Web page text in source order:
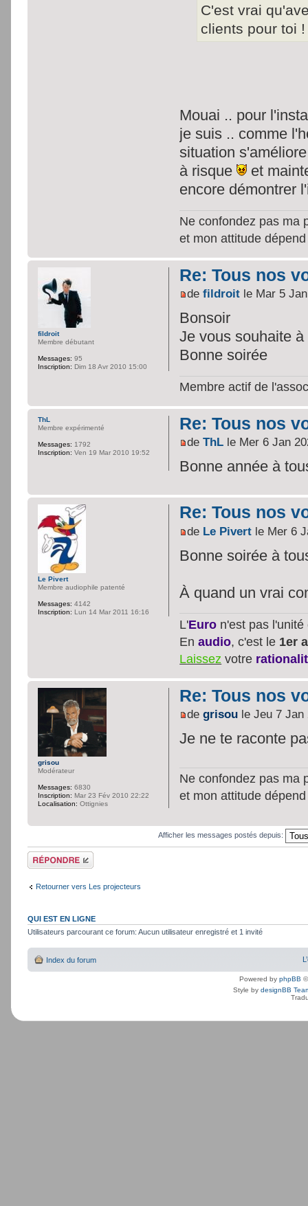
C'est vrai
clients pour toi
Mouai .. pour
je suis .. comme
situation
à risque
et
encore démontrer
Ne confondez pas ma
et mon attitude
Re: Tous nos
defildroit le Mar 5
Bonsoir
Je vous souhaite
Bonne soirée
Membre actif de
fildroit
Membre débutant
Messages: 95
Inscription: Dim 18 Avr 2010 15:00
Re: Tous nos
deThL le Mer 6 Jan
Bonne année à
ThL
Membre expérimenté
Messages: 1792
Inscription: Ven 19 Mar 2010 19:52
Re: Tous nos
de Le Pivert le Mer 6
Bonne soirée à
À quand un vrai
L'Euro n'est pas
Enaudio, c'est le 1er
Laissez votre
Le Pivert
Membre audiophile patenté
Messages: 4142
Inscription: Lun 14 Mar 2011 16:16
Re: Tous nos
degrisou le Jeu 7 Jan
Je ne te raconte
Ne confondez pas ma
et mon attitude
grisou
Modérateur
Messages: 6830
Inscription: Mar 23 Fév 2010 22:22
Localisation: Ottignies
Afficher les messages postés depuis:
Répondre
Retourner vers Les projecteurs
QUI EST EN LIGNE
Utilisateurs parcourant ce forum: Aucun utilisateur enregistré et 1 invité
Index du forum
Powered by phpBB
Style by designBB